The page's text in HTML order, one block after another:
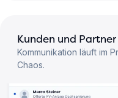
Kunden und
Kommunikation läuft im
Chaos.